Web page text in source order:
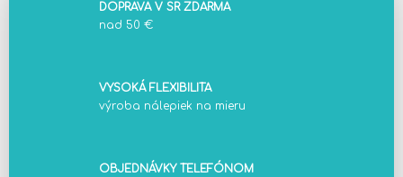
DOPRAVA V SR ZDARMA
nad 50 €
VYSOKÁ FLEXIBILITA
výroba nálepiek na mieru
OBJEDNÁVKY TELEFÓNOM